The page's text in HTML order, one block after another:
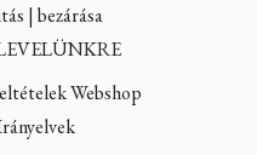
| bezárása
Webshop